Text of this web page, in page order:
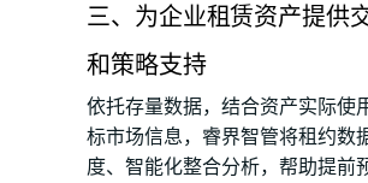
三、为企业租赁资产提供
和策略支持
依托存量数据，结合资产实际使
标市场信息，睿界智管将租约数
度、智能化整合分析，帮助提前